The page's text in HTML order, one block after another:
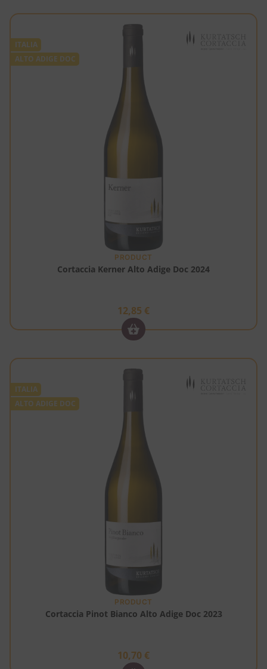
ITALIA
ALTO ADIGE DOC
PRODUCT
Cortaccia Kerner Alto Adige Doc 2024
12,85 €
ITALIA
ALTO ADIGE DOC
PRODUCT
Cortaccia Pinot Bianco Alto Adige Doc 2023
10,70 €